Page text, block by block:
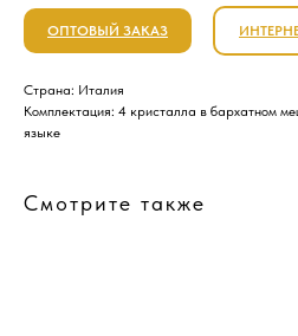
ОПТОВЫЙ ЗАКАЗ
Страна: Италия
Комплектация: 4 кристалла в бархатном
языке
Смотрите также